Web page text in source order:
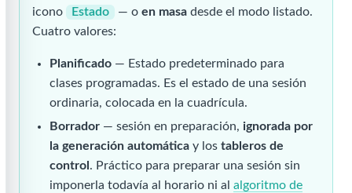
icono
Estado — oen masa desde el modo listado.
Cuatro valores:
Planificado — Estado predeterminado para
clases programadas. Es el estado de una sesión
ordinaria, colocada en la cuadrícula.
Borrador — sesión en preparación, ignorada por
la generación automática y lostableros de
control . Práctico para preparar una sesión sin
imponerla todavía al horario ni alalgoritmo de